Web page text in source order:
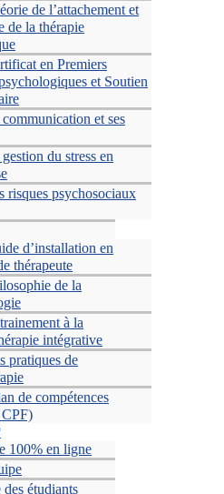
de l’attachement et
de la thérapie
en Premiers
et Soutien
et ses
du stress en
risques psychosociaux
d’installation en
thérapeute
de la
à la
intégrative
pratiques de
de compétences
100% en ligne
étudiants